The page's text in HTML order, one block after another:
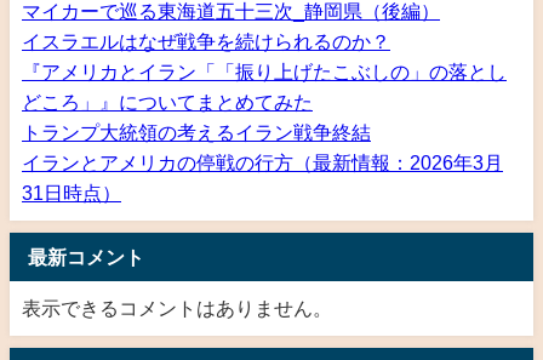
マイカーで巡る東海道五十三次_静岡県（後編）
イスラエルはなぜ戦争を続けられるのか？
『アメリカとイラン「「振り上げたこぶしの」の落とし
どころ」』についてまとめてみた
トランプ大統領の考えるイラン戦争終結
イランとアメリカの停戦の行方（最新情報：2026年3月
31日時点）
最新コメント
表示できるコメントはありません。